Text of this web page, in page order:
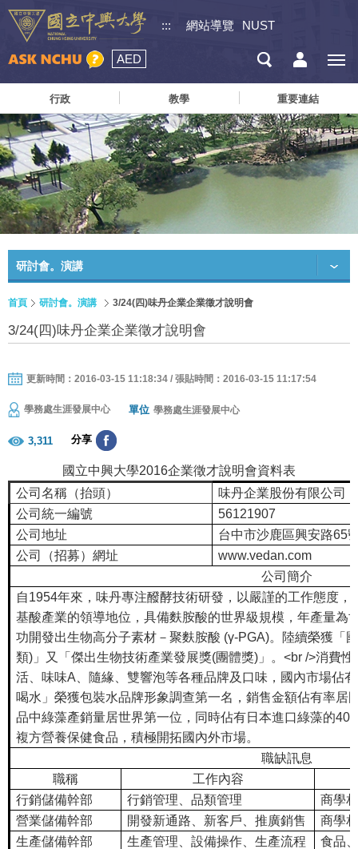
::: 網站導覽 NUST
AED
行政 教學 重要連結
研討會。演講
首頁 研討會。演講 3/24(四)味丹企業企業徵才說明會
3/24(四)味丹企業企業徵才說明會
更新時間：2016-03-15 11:18:34 / 張貼時間：2016-03-15 11:17:54
學務處生涯發展中心 單位 學務處生涯發展中心
3,311 分享
國立中興大學2016企業徵才說明會資料表
公司名稱（抬頭）
味丹企業股份有限公司
公司統一編號
56121907
公司地址
台中市沙鹿區興安路65
公司（招募）網址
www.vedan.com
公司簡介
自1954年來，味丹專注醱酵技術研發，以嚴謹的工作態度
基酸產業的領導地位，具備麩胺酸的世界級規模，年產量為
功開發出生物高分子素材－聚麩胺酸 (γ-PGA)。陸續榮獲「
類)」又「傑出生物技術產業發展獎(團體獎)」。<br />消費
活、味味A、隨緣、雙響泡等各種品牌及口味，國內市場佔
喝水」榮獲包裝水品牌形象調查第一名，銷售金額佔有率居
品中綠藻產銷量居世界第一位，同時佔有日本進口綠藻的
複方營養保健食品，積極開拓國內外市場。
職缺訊息
職稱
工作內容
行銷儲備幹部
行銷管理、品類管理
商學
營業儲備幹部
開發新通路、新客戶、推廣銷售
商學
生產儲備幹部
生產管理、設備操作、生產流程
食品